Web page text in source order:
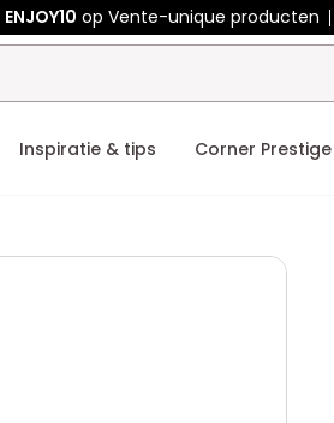
ENJOY10 op Vente-unique producten
Inspiratie & tips Corner Prestige